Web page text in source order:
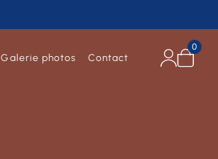
Galerie photos Contact
0